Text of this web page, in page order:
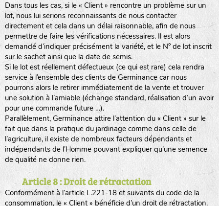
Dans tous les cas, si le « Client » rencontre un problème sur un
lot, nous lui serions reconnaissants de nous contacter
directement et cela dans un délai raisonnable, afin de nous
permettre de faire les vérifications nécessaires. Il est alors
demandé d’indiquer précisément la variété, et le N° de lot inscrit
sur le sachet ainsi que la date de semis.
Si le lot est réellement défectueux (ce qui est rare) cela rendra
service à l’ensemble des clients de Germinance car nous
pourrons alors le retirer immédiatement de la vente et trouver
une solution à l’amiable (échange standard, réalisation d’un avoir
pour une commande future …).
Parallèlement, Germinance attire l’attention du « Client » sur le
fait que dans la pratique du jardinage comme dans celle de
l’agriculture, il existe de nombreux facteurs dépendants et
indépendants de l’Homme pouvant expliquer qu’une semence
de qualité ne donne rien.
Article 8 : Droit de rétractation
Conformément à l’article L.221-18 et suivants du code de la
consommation, le « Client » bénéficie d’un droit de rétractation.